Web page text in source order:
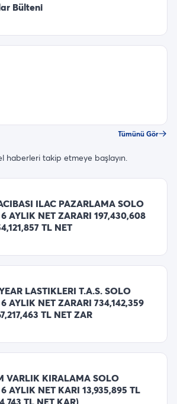
Bülteni
Tümünü Gör
haberleri takip etmeye başlayın.
ILAC PAZARLAMA SOLO
AYLIK NET ZARARI 197,430,608
TL NET
LASTIKLERI T.A.S. SOLO
AYLIK NET ZARARI 734,142,359
TL NET ZAR
VARLIK KIRALAMA SOLO
AYLIK NET KARI 13,935,895 TL
TL NET KAR)